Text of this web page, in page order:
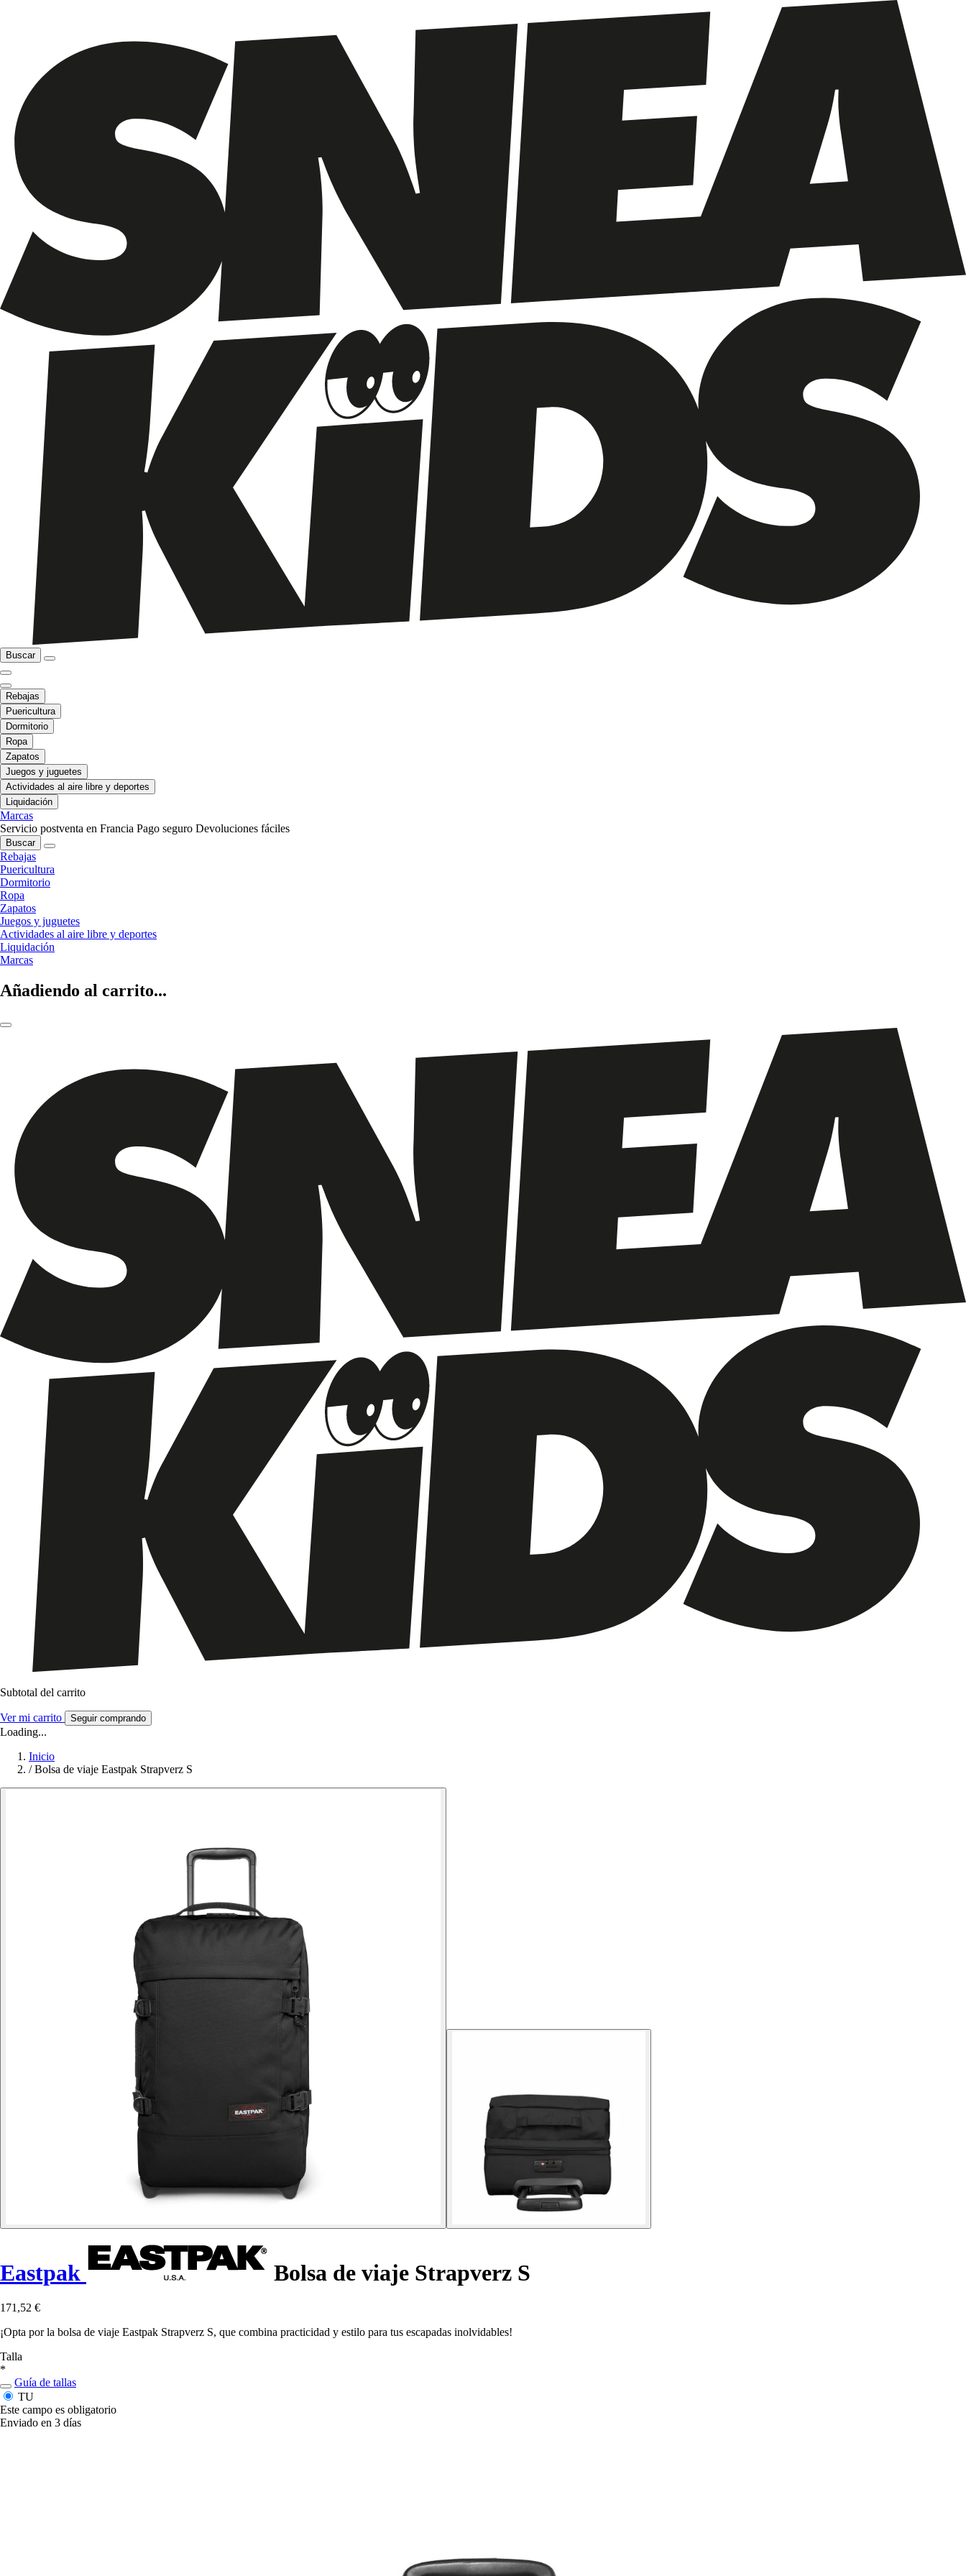
Buscar
Rebajas
Puericultura
Dormitorio
Ropa
Zapatos
Juegos y juguetes
Actividades al aire libre y deportes
Liquidación
Marcas
Servicio postventa en Francia Pago seguro Devoluciones fáciles
Buscar
Rebajas
Puericultura
Dormitorio
Ropa
Zapatos
Juegos y juguetes
Actividades al aire libre y deportes
Liquidación
Marcas
Añadiendo al carrito...
Subtotal del carrito
Ver mi carrito Seguir comprando
Loading...
Inicio
/ Bolsa de viaje Eastpak Strapverz S
Eastpak Bolsa de viaje Strapverz S
171,52 €
¡Opta por la bolsa de viaje Eastpak Strapverz S, que combina practicidad y estilo para tus escapadas inolvidables!
Talla
*
Guía de tallas
TU
Este campo es obligatorio
Enviado en 3 días